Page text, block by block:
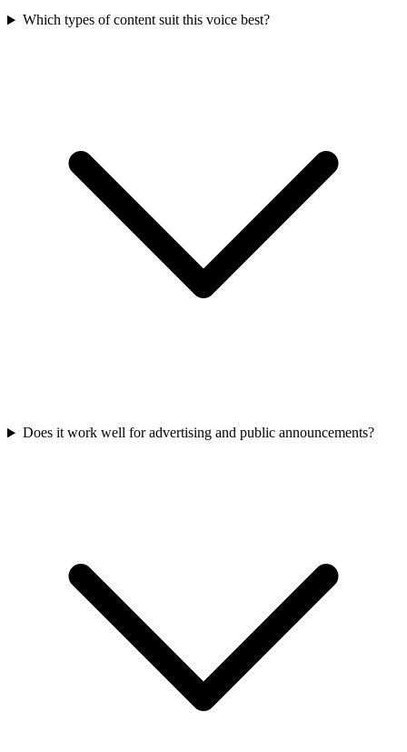
Which types of content suit this voice best?
Does it work well for advertising and public announcements?